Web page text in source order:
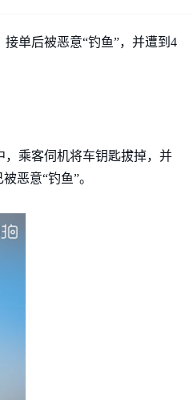
单后被恶意“钓鱼”，并遭到4
乘客伺机将车钥匙拔掉，并
恶意“钓鱼”。